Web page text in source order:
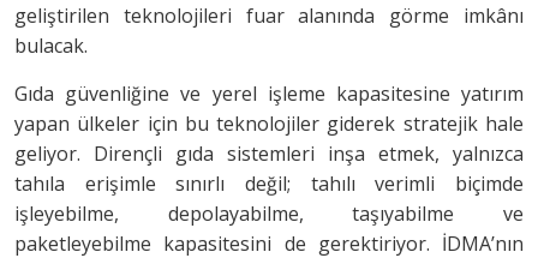
geliştirilen teknolojileri fuar alanında görme imkânı
bulacak.
Gıda güvenliğine ve yerel işleme kapasitesine yatırım
yapan ülkeler için bu teknolojiler giderek stratejik hale
geliyor. Dirençli gıda sistemleri inşa etmek, yalnızca
tahıla erişimle sınırlı değil; tahılı verimli biçimde
işleyebilme, depolayabilme, taşıyabilme ve
paketleyebilme kapasitesini de gerektiriyor. İDMA’nın